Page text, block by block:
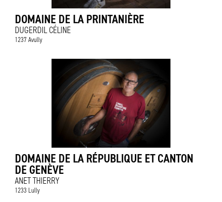
DOMAINE DE LA PRINTANIÈRE
DUGERDIL CÉLINE
1237 Avully
DOMAINE DE LA RÉPUBLIQUE ET CANTON
DE GENÈVE
ANET THIERRY
1233 Lully